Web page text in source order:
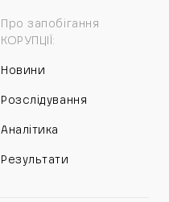
Про запобігання
КОРУПЦІЇ:
Новини
Розслідування
Аналітика
Результати